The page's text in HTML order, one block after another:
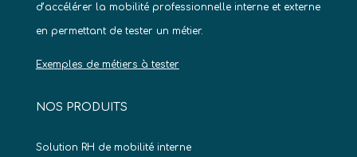
d’accélérer la mobilité professionnelle interne et externe
en permettant de tester un métier.
Exemples de métiers à tester
NOS PRODUITS
Solution RH de mobilité interne